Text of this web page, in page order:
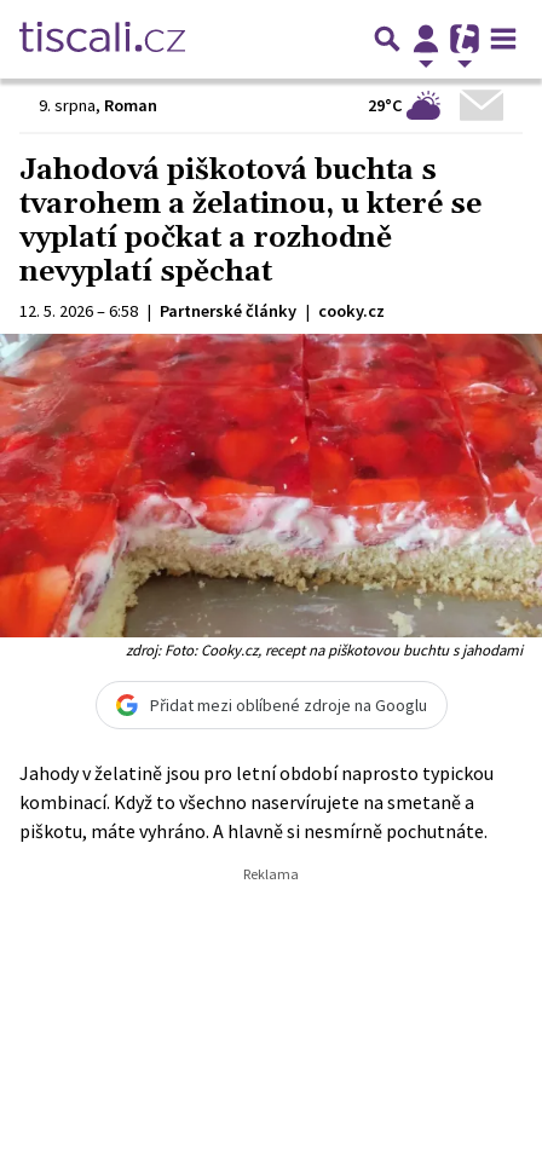
9. srpna, Roman 29°C
Jahodová piškotová buchta s
tvarohem a želatinou, u které se
vyplatí počkat a rozhodně
nevyplatí spěchat
12. 5. 2026 – 6:58 | Partnerské články | cooky.cz
zdroj: Foto: Cooky.cz, recept na piškotovou buchtu s jahodami
Přidat mezi oblíbené zdroje na Googlu
Jahody v želatině jsou pro letní období naprosto typickou
kombinací. Když to všechno naservírujete na smetaně a
piškotu, máte vyhráno. A hlavně si nesmírně pochutnáte.